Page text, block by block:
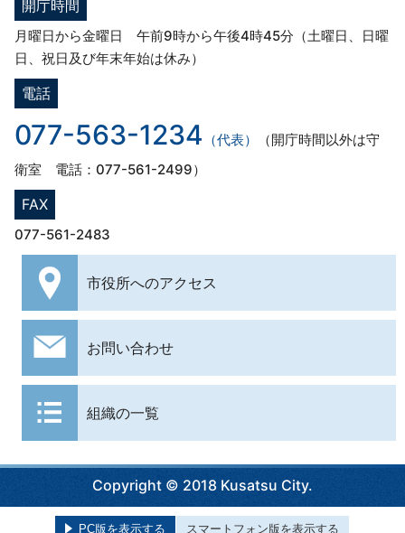
開庁時間
月曜日から金曜日 午前9時から午後4時45分（土曜日、日曜
日、祝日及び年末年始は休み）
電話
077-563-1234 （代表）
（開庁時間以外は守
衛室 電話：077-561-2499）
FAX
077-561-2483
市役所へのアクセス
お問い合わせ
組織の一覧
Copyright © 2018 Kusatsu City.
PC版を表示する スマートフォン版を表示する